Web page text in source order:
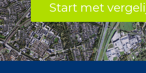
Start met